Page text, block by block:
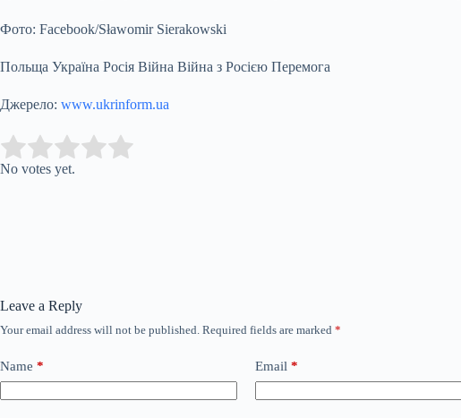
Фото: Facebook/Sławomir Sierakowski
Польща Україна Росія Війна Війна з Росією Перемога
Джерело: www.ukrinform.ua
Rate this item:
No votes yet.
Leave a Reply
Your email address will not be published. Required fields are marked *
Name * Email *